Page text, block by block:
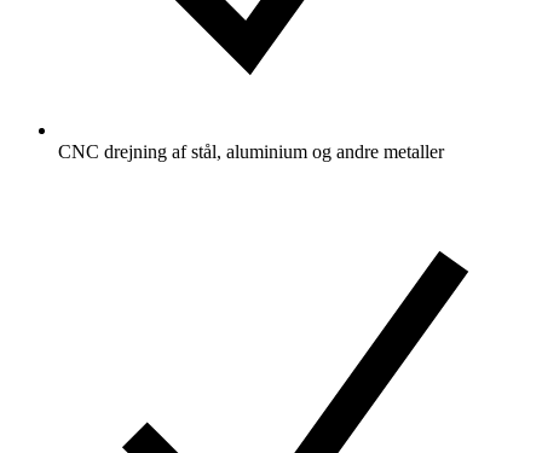
CNC drejning af stål, aluminium og andre metaller